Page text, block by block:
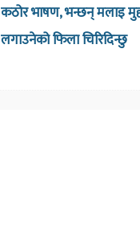
कठोर भाषण, भन्छन् मलाइ
लगाउनेको फिला चिरिदिन्छु